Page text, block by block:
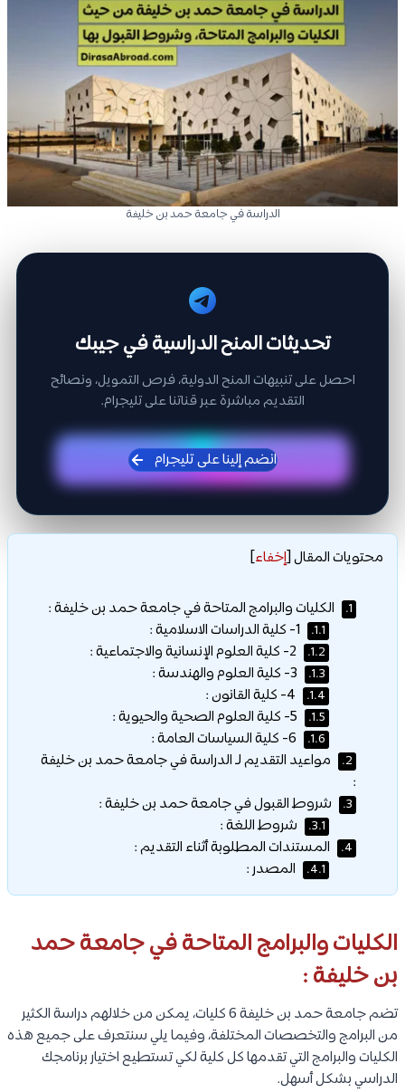
الدراسة في جامعة حمد بن خليفة
تحديثات المنح الدراسية في جيبك
احصل على تنبيهات المنح الدولية، فرص التمويل، ونصائح
التقديم مباشرة عبر قناتنا على تليجرام.
انضم إلينا على تليجرام
محتويات المقال[إخفاء]
1. الكليات والبرامج المتاحة في جامعة حمد بن خليفة :
1.1.
1.2.
1.3.
1.4.
1.5.
1.6.
2.
مواعيد التقديم لـ الدراسة في جامعة حمد بن خليفة
:
3. شروط القبول في جامعة حمد بن خليفة :
3.1. شروط اللغة :
4. المستندات المطلوبة أثناء التقديم :
4.1. المصدر :
الكليات والبرامج المتاحة في جامعة حمد
بن خليفة :
تضم جامعة حمد بن خليفة 6 كليات، يمكن من خلالهم دراسة الكثير
من البرامج والتخصصات المختلفة، وفيما يلي سنتعرف على جميع هذه
الكليات والبرامج التي تقدمها كل كلية لكي تستطيع اختيار برنامجك
الدراسي بشكل أسهل.